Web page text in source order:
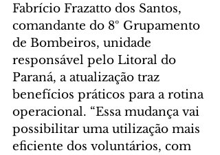
Fabrício Frazatto dos Santos,
comandante do 8º Grupamento
de Bombeiros, unidade
responsável pelo Litoral do
Paraná, a atualização traz
benefícios práticos para a rotina
operacional. “Essa mudança vai
possibilitar uma utilização mais
eficiente dos voluntários, com